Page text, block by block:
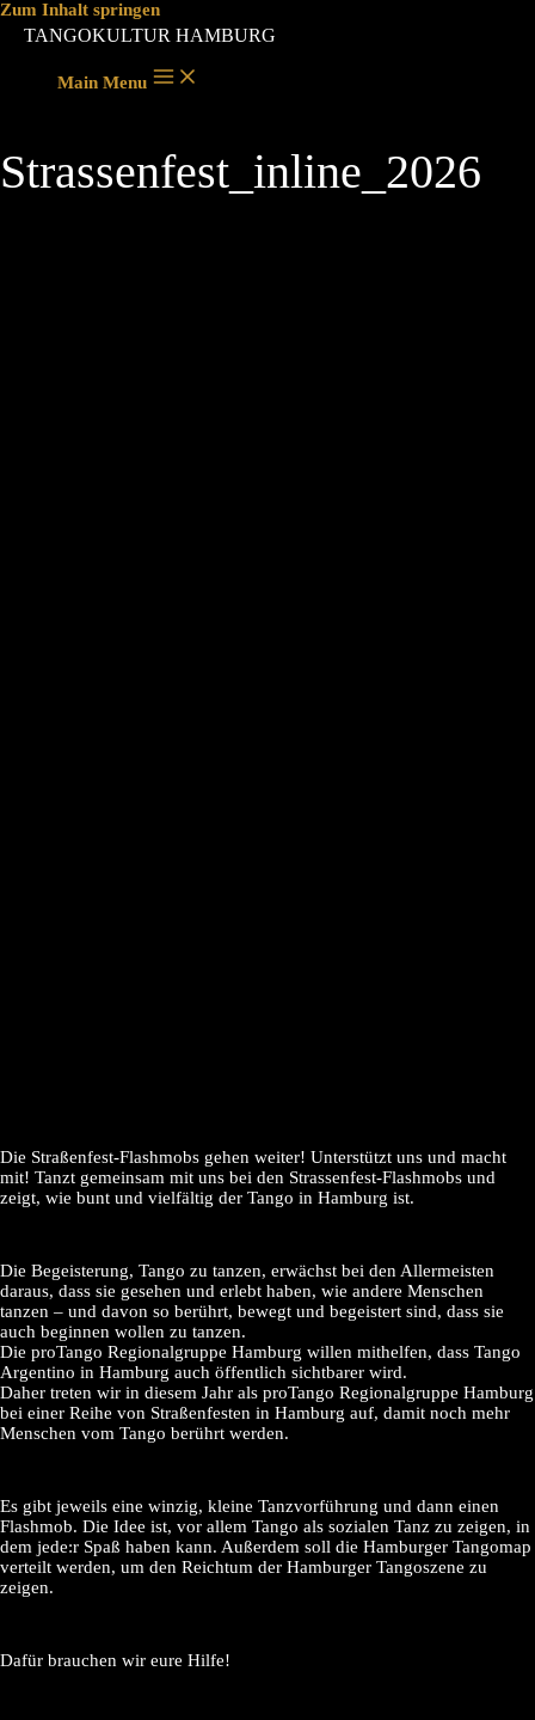
Zum Inhalt springen
TANGOKULTUR HAMBURG
Main Menu
Strassenfest_inline_2026
Die Straßenfest-Flashmobs gehen weiter! Unterstützt uns und macht
mit! Tanzt gemeinsam mit uns bei den Strassenfest-Flashmobs und
zeigt, wie bunt und vielfältig der Tango in Hamburg ist.
Die Begeisterung, Tango zu tanzen, erwächst bei den Allermeisten
daraus, dass sie gesehen und erlebt haben, wie andere Menschen
tanzen – und davon so berührt, bewegt und begeistert sind, dass sie
auch beginnen wollen zu tanzen.
Die proTango Regionalgruppe Hamburg willen mithelfen, dass Tango
Argentino in Hamburg auch öffentlich sichtbarer wird.
Daher treten wir in diesem Jahr als proTango Regionalgruppe Hamburg
bei einer Reihe von Straßenfesten in Hamburg auf, damit noch mehr
Menschen vom Tango berührt werden.
Es gibt jeweils eine winzig, kleine Tanzvorführung und dann einen
Flashmob. Die Idee ist, vor allem Tango als sozialen Tanz zu zeigen, in
dem jede:r Spaß haben kann. Außerdem soll die Hamburger Tangomap
verteilt werden, um den Reichtum der Hamburger Tangoszene zu
zeigen.
Dafür brauchen wir eure Hilfe!